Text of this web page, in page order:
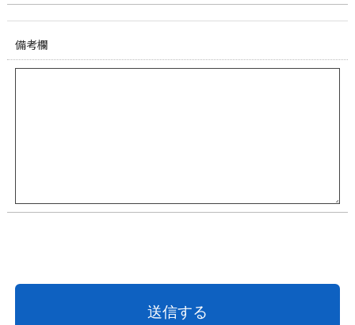
備考欄